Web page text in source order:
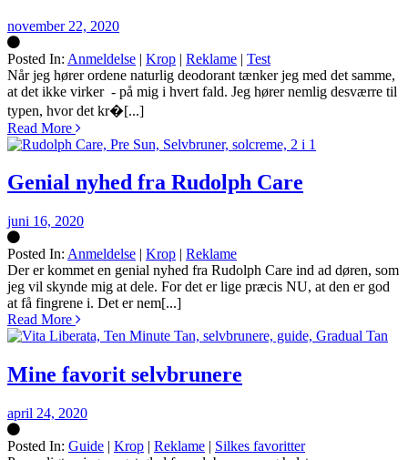
november 22, 2020
Posted In: Anmeldelse | Krop | Reklame | Test
Silke
Når jeg hører ordene naturlig deodorant tænker jeg med det samme,
at det ikke virker - på mig i hvert fald. Jeg hører nemlig desværre til
typen, hvor det kr�[...]
Read More
Genial nyhed fra Rudolph Care
juni 16, 2020
Posted In: Anmeldelse | Krop | Reklame
Silke
Der er kommet en genial nyhed fra Rudolph Care ind ad døren, som
jeg vil skynde mig at dele. For det er lige præcis NU, at den er god
at få fingrene i. Det er nem[...]
Read More
Mine favorit selvbrunere
april 24, 2020
Posted In: Guide | Krop | Reklame | Silkes favoritter